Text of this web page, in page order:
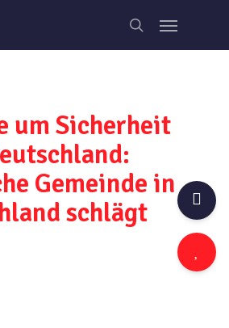
search
Menu
um Sicherheit
Gemeinde in
schlägt